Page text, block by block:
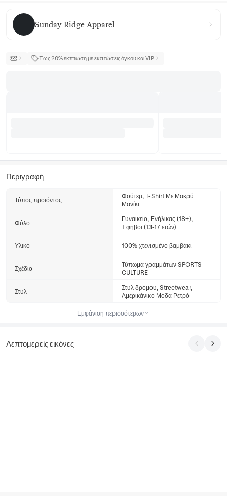
Sunday Ridge Apparel
Sunday Ridge Apparel
Έως 20% έκπτωση με εκπτώσεις όγκου και VIP
Περιγραφή
Τύπος προϊόντος
Φούτερ, T-Shirt Με Μακρύ
Μανίκι
Φύλο
Γυναικείο, Ενήλικας (18+),
Έφηβοι (13-17 ετών)
Υλικό 100% χτενισμένο βαμβάκι
Σχέδιο
Τύπωμα γραμμάτων SPORTS
CULTURE
Στυλ
Στυλ δρόμου, Streetwear,
Αμερικάνικο Μόδα Ρετρό
Εμφάνιση περισσότερων
Λεπτομερείς εικόνες